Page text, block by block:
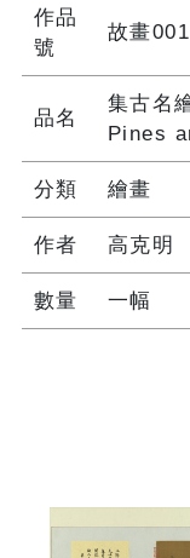
作品
號
故畫
品名
集古名
Pines
分類 繪畫
作者 高克明
數量 一幅